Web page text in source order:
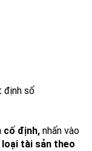
định số
cố định, nhấn vào
loại tài sản theo